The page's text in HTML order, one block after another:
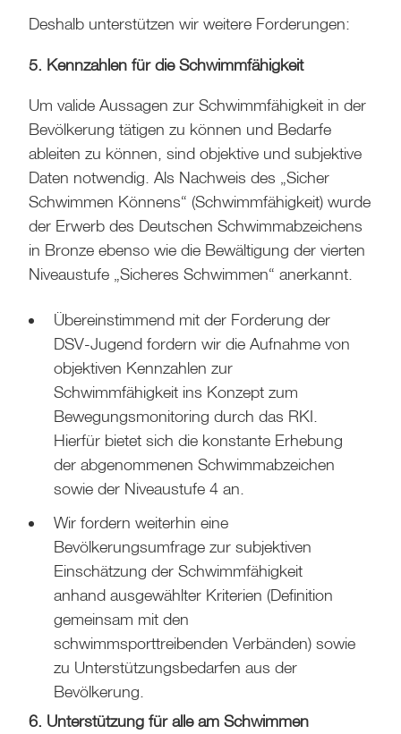
Deshalb unterstützen wir weitere Forderungen:
5. Kennzahlen für die Schwimmfähigkeit
Um valide Aussagen zur Schwimmfähigkeit in der
Bevölkerung tätigen zu können und Bedarfe
ableiten zu können, sind objektive und subjektive
Daten notwendig. Als Nachweis des „Sicher
Schwimmen Könnens“ (Schwimmfähigkeit) wurde
der Erwerb des Deutschen Schwimmabzeichens
in Bronze ebenso wie die Bewältigung der vierten
Niveaustufe „Sicheres Schwimmen“ anerkannt.
Übereinstimmend mit der Forderung der
DSV-Jugend fordern wir die Aufnahme von
objektiven Kennzahlen zur
Schwimmfähigkeit ins Konzept zum
Bewegungsmonitoring durch das RKI.
Hierfür bietet sich die konstante Erhebung
der abgenommenen Schwimmabzeichen
sowie der Niveaustufe 4 an.
Wir fordern weiterhin eine
Bevölkerungsumfrage zur subjektiven
Einschätzung der Schwimmfähigkeit
anhand ausgewählter Kriterien (Definition
gemeinsam mit den
schwimmsporttreibenden Verbänden) sowie
zu Unterstützungsbedarfen aus der
Bevölkerung.
6. Unterstützung für alle am Schwimmen